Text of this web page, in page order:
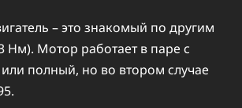
– это знакомый по другим
Мотор работает в паре с
полный, но во втором случае